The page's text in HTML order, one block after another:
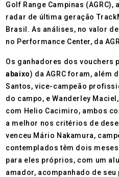
Golf Range Campinas
radar de última geração
Brasil. As análises, no valor
no Performance Center, da
Os ganhadores dos vouchers
abaixo) da AGRC foram, além
Santos, vice-campeão
do campo, e Wanderley
com Helio Cacimiro, ambos
a melhor nos critérios de
venceu Mário Nakamura,
contemplados têm dois
para eles próprios, com um
amador, acompanhado de